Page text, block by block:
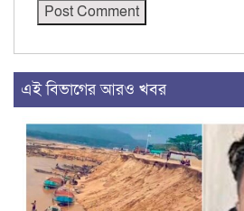
এই বিভাগের আরও খবর